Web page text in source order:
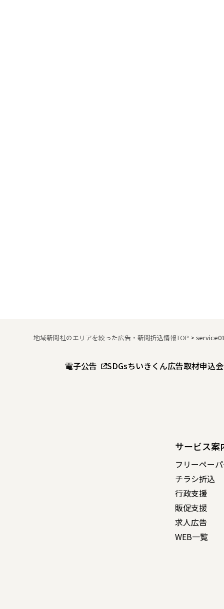
地域新聞社のエリアを絞った広告・新聞折込情報TOP >
電子公告 SDGsちいきくん広告取材申込
サービス案
フリーペー
チラシ折込
行政支援
販促支援
求人広告
WEB一覧